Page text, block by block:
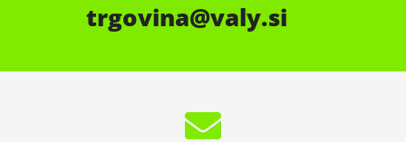
trgovina valy.si